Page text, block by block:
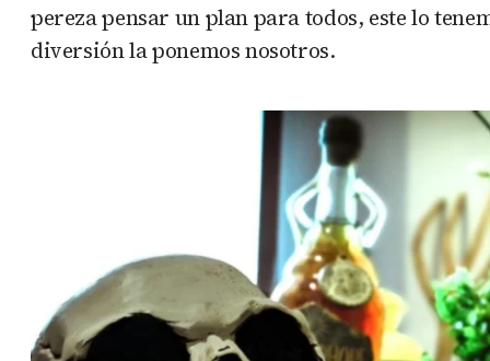
pereza pensar un plan para todos, este lo
diversión la ponemos nosotros.